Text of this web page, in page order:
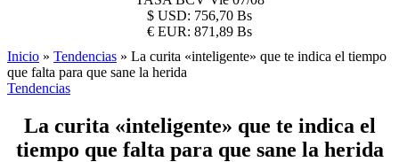
$ USD: 756,70 Bs
€ EUR: 871,89 Bs
Inicio » Tendencias » La curita «inteligente» que te indica el tiempo
que falta para que sane la herida
Tendencias
La curita «inteligente» que te indica el
tiempo que falta para que sane la herida